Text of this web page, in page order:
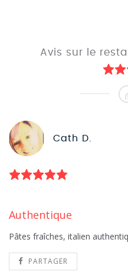
Avis sur le
Cath D.
Authentique
Pâtes fraîches, italien
PARTAGER